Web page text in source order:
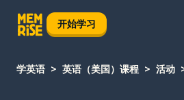
开始学习
学英语 英语（美国）课程 活动